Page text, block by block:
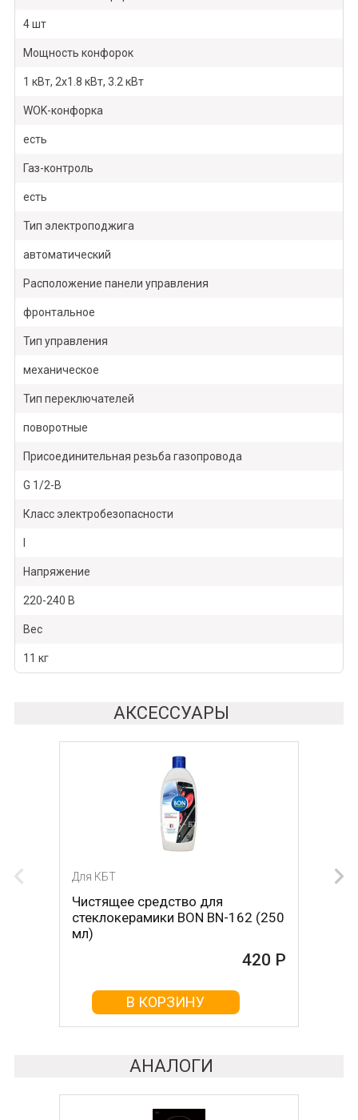
4 шт
Мощность конфорок
1 кВт, 2х1.8 кВт, 3.2 кВт
WOK-конфорка
есть
Газ-контроль
есть
Тип электроподжига
автоматический
Расположение панели управления
фронтальное
Тип управления
механическое
Тип переключателей
поворотные
Присоединительная резьба газопровода
G 1/2-В
Класс электробезопасности
Напряжение
220-240 В
Вес
11 кг
АКСЕССУАРЫ
Для КБТ
Чистящее средство для
стеклокерамики BON BN-162 (250
мл)
420 Р
В КОРЗИНУ
Для КБТ
Скребок для ухода за
стеклокерамикой BON BN-603
В КОРЗИНУ
АНАЛОГИ